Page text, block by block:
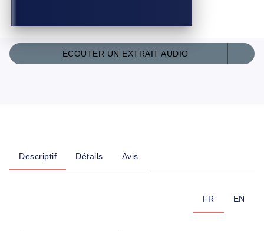
ÉCOUTER UN EXTRAIT AUDIO
Descriptif Détails Avis
FR EN